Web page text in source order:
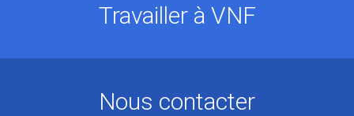
Travailler à VNF
Nous contacter